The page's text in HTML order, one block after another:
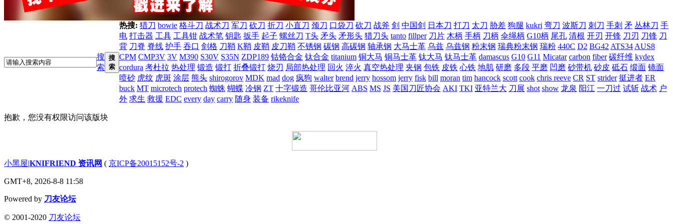
搜
索
搜
索
热搜: 猎刀 bowie 格斗刀 战术刀 军刀 砍刀 折刀 小直刀 颈刀 口袋刀 砍刀 战斧 剑 中国剑 日本刀 打刀 太刀 胁差 狗腿 kukri 弯刀 波斯刀 刺刀 手刺 矛 丛林刀 手
电 打击器 工具 工具钳 战术笔 钥匙 扳手 起子 螺丝刀 T头 矛头 矛形头 猎刀头 tanto fillper 刀片 木柄 手柄 刀柄 伞绳柄 G10柄 尾孔 清根 开刃 开锋 刀刃 刀锋 刀
背 刀脊 脊线 护手 吞口 剑格 刀鞘 K鞘 皮鞘 皮刀鞘 不锈钢 碳钢 高碳钢 轴承钢 大马士革 乌兹 乌兹钢 粉末钢 瑞典粉末钢 瑞粉 440C D2 BG42 ATS34 AUS8
CPM CMP3V 3V M390 S30V S35N ZDP189 钴铬合金 钛合金 titanium 铜大马 铜马士革 钛大马 钛马士革 damascus G10 G11 Micatar carbon fiber 碳纤维 kydex
cordura 考杜拉 热处理 锻造 锻打 折叠锻打 烧刃 局部热处理 回火 淬火 真空热处理 夹钢 包铁 皮铁 心铁 地肌 研磨 多段 平磨 凹磨 砂带机 砂皮 砥石 缎面 镜面
喷砂 虎纹 虎斑 涂层 熊头 shirogorov MDK mad dog 疯狗 walter brend jerry hossom jerry fisk bill moran tim hancock scott cook chris reeve CR ST strider 挺进者 ER
buck MT microtech protech 蜘蛛 蝴蝶 冷钢 ZT 十字锻造 哥伦比亚河 ABS MS JS 美国刀匠协会 AKI TKI 亚特兰大 刀展 shot show 龙泉 阳江 一刀过 试斩 战术 户
外 求生 救援 EDC every day carry 随身 装备 rikeknife
抱歉，您没有权限访问该版块
小黑屋|KNIFRIEND 资讯网 ( 京ICP备20015152号-2 )
GMT+8, 2026-8-8 11:58
Powered by 刀友论坛
© 2001-2020 刀友论坛